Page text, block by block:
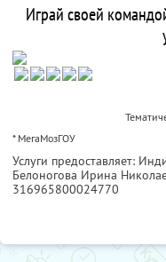
Играй своей
* МегаМозГОУ
Услуги предоставляет:
Белоногова Ирина
316965800024770